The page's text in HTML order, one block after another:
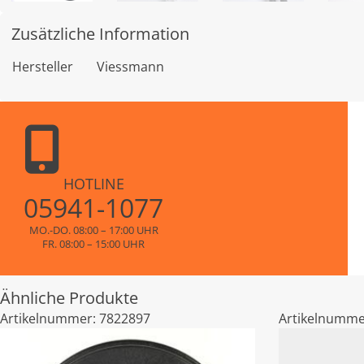
Zusätzliche Information
Hersteller Viessmann
HOTLINE
05941-1077
MO.-DO. 08:00 – 17:00 UHR
FR. 08:00 – 15:00 UHR
Ähnliche Produkte
Artikelnummer: 7822897